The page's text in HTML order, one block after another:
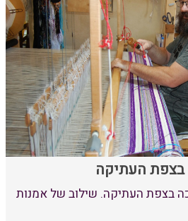
בצפת העתיקה
בצפת העתיקה. שילוב של אמנות